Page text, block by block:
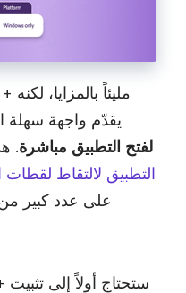
يقدّم واجهة سهلة
تعيين مفتاح Print Screen لفتح التطبيق مباشرة.
التطبيق لالتقاط
على عدد كبير